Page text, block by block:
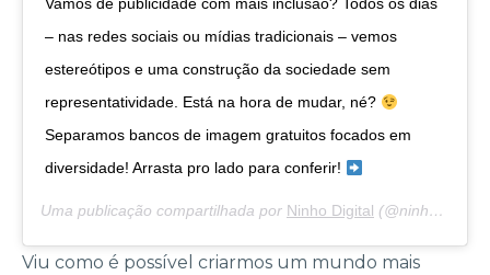
– nas redes sociais ou mídias tradicionais – vemos
estereótipos e uma construção da sociedade sem
representatividade. Está na hora de mudar, né?
Separamos bancos de imagem gratuitos focados em
diversidade! Arrasta pro lado para conferir!
Uma publicação compartilhada por Ninho Digital (@ninhodigital) em
Viu como é possível criarmos um mundo mais